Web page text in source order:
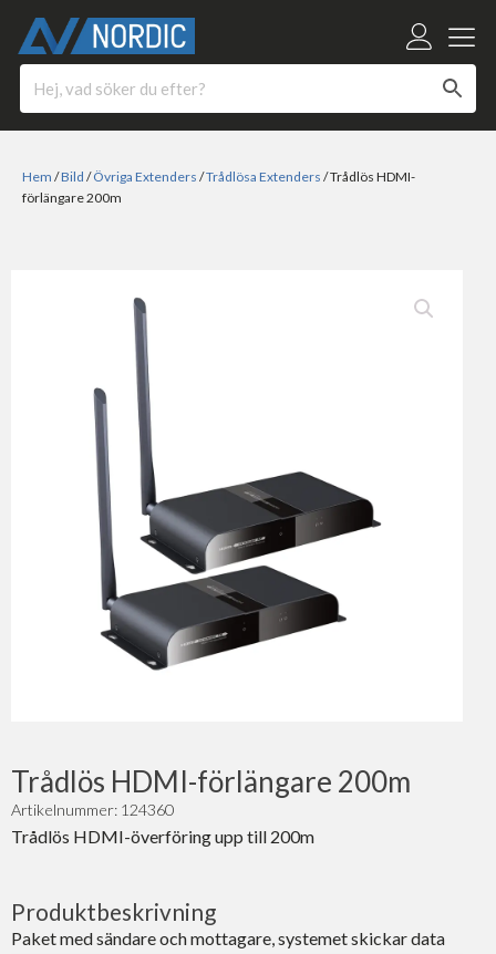
Hem /Bild /Övriga Extenders /Trådlösa Extenders / Trådlös HDMI-
förlängare 200m
Trådlös HDMI-förlängare 200m
Artikelnummer: 124360
Trådlös HDMI-överföring upp till 200m
Produktbeskrivning
Paket med sändare och mottagare, systemet skickar data